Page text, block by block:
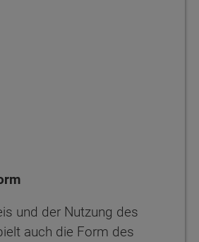
und der Nutzung des
auch die Form des